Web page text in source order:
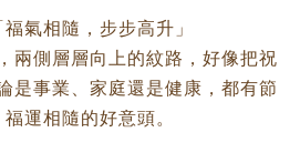
氣相隨，步步高升」
兩側層層向上的紋路，好像把祝
是事業、家庭還是健康，都有節
運相隨的好意頭。